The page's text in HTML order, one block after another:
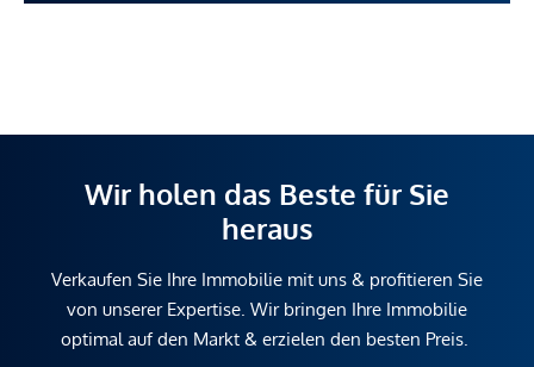
Wir holen das Beste für Sie
heraus
Verkaufen Sie Ihre Immobilie mit uns & profitieren Sie
von unserer Expertise. Wir bringen Ihre Immobilie
optimal auf den Markt & erzielen den besten Preis.